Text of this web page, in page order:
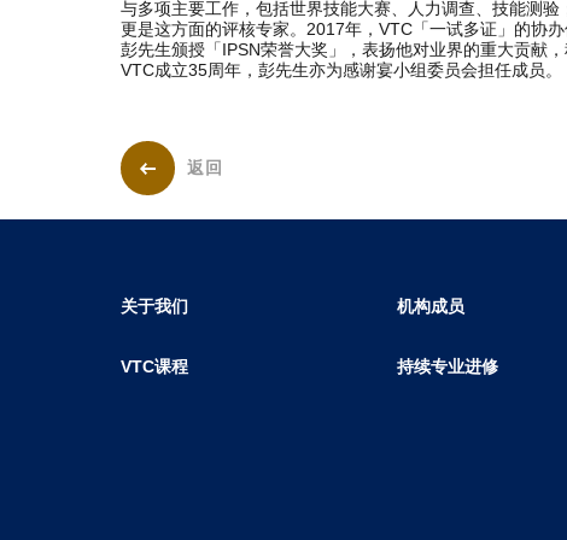
与多项主要工作，包括世界技能大赛、人力调查、技能测验
更是这方面的评核专家。2017年，VTC「一试多证」的协
彭先生颁授「IPSN荣誉大奖」，表扬他对业界的重大贡献，
VTC成立35周年，彭先生亦为感谢宴小组委员会担任成员。
返回
关于我们 机构成员
VTC课程 持续专业进修